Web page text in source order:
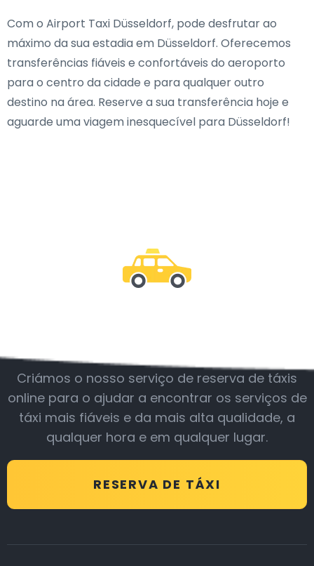
Com o Airport Taxi Düsseldorf, pode desfrutar ao
máximo da sua estadia em Düsseldorf. Oferecemos
transferências fiáveis e confortáveis do aeroporto
para o centro da cidade e para qualquer outro
destino na área. Reserve a sua transferência hoje e
aguarde uma viagem inesquecível para Düsseldorf!
Criámos o nosso serviço de reserva de táxis
online para o ajudar a encontrar os serviços de
táxi mais fiáveis e da mais alta qualidade, a
qualquer hora e em qualquer lugar.
RESERVA DE TÁXI